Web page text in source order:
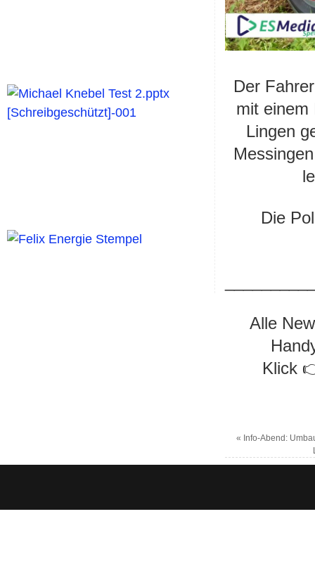
Der
mit einem
Lingen
Die
Alle
Klick
« Info-Abend: